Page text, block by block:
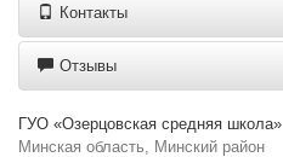
Контакты
Отзывы
ГУО «Озерцовская средняя школа»
Минская область, Минский район